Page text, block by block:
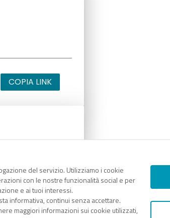
del servizio. Utilizziamo i cookie
con le nostre funzionalità social e per
e ai tuoi interessi.
informativa, continui senza accettare.
maggiori informazioni sui cookie utilizzati,
COPIA LINK
COPIA LINK